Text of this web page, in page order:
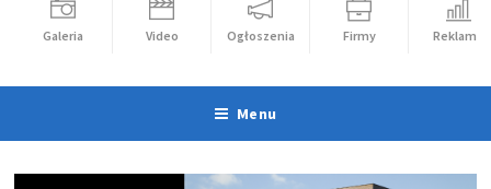
Galeria Video Ogłoszenia Firmy Reklama
Menu